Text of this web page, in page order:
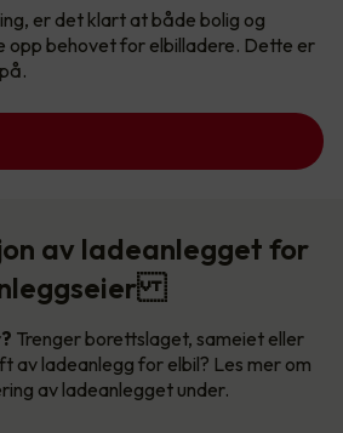
er det klart at både bolig og
opp behovet for elbilladere. Dette er
av ladeanlegget for
Trenger borettslaget, sameiet eller
av ladeanlegg for elbil? Les mer om
av ladeanlegget under.